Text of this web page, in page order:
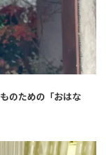
のための「おはな